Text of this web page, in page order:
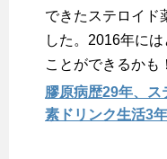
できたステロイド
した。2016年に
ことができるかも
膠原病歴29年、
素ドリンク生活3